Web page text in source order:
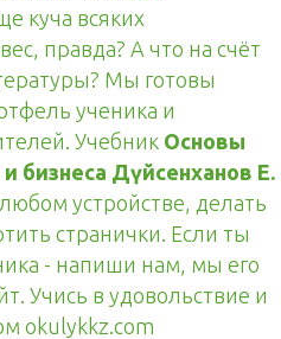
куча всяких
правда? А что на счёт
Мы готовы
ученика и
Учебник Основы
бизнеса Дүйсенханов Е.
устройстве, делать
странички. Если ты
- напиши нам, мы его
Учись в удовольствие и
okulykkz.com